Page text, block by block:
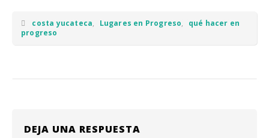
costa yucateca, Lugares en Progreso,
qué hacer en
progreso
DEJA UNA RESPUESTA